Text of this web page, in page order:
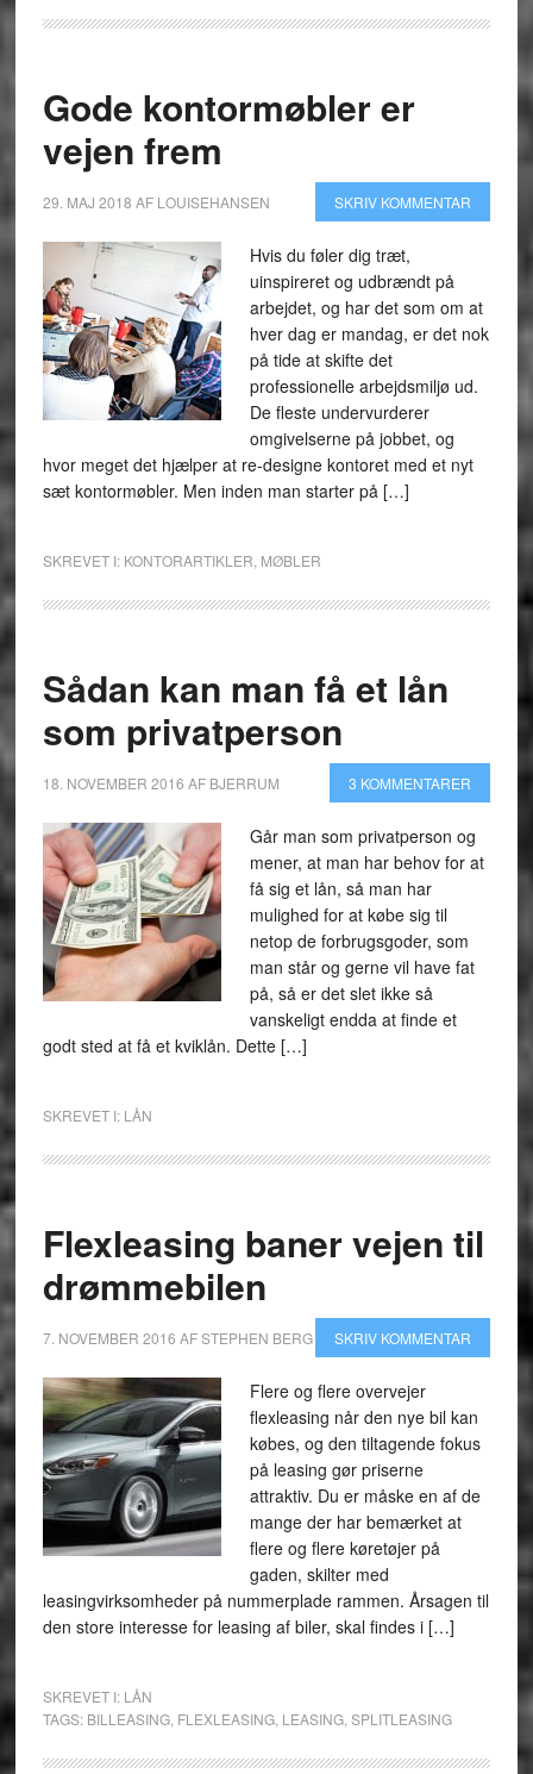
Gode kontormøbler er
vejen frem
29. MAJ 2018 AF LOUISEHANSEN SKRIV KOMMENTAR
Hvis du føler dig træt,
uinspireret og udbrændt på
arbejdet, og har det som om at
hver dag er mandag, er det nok
på tide at skifte det
professionelle arbejdsmiljø ud.
De fleste undervurderer
omgivelserne på jobbet, og
hvor meget det hjælper at re-designe kontoret med et nyt
sæt kontormøbler. Men inden man starter på […]
SKREVET I: KONTORARTIKLER MØBLER
Sådan kan man få et lån
som privatperson
18. NOVEMBER 2016 AF BJERRUM 3 KOMMENTARER
Går man som privatperson og
mener, at man har behov for at
få sig et lån, så man har
mulighed for at købe sig til
netop de forbrugsgoder, som
man står og gerne vil have fat
på, så er det slet ikke så
vanskeligt endda at finde et
godt sted at få et kviklån. Dette […]
SKREVET I: LÅN
Flexleasing baner vejen til
drømmebilen
7. NOVEMBER 2016 AFSTEPHEN BERG SKRIV KOMMENTAR
Flere og flere overvejer
flexleasing når den nye bil kan
købes, og den tiltagende fokus
på leasing gør priserne
attraktiv. Du er måske en af de
mange der har bemærket at
flere og flere køretøjer på
gaden, skilter med
leasingvirksomheder på nummerplade rammen. Årsagen til
den store interesse for leasing af biler, skal findes i […]
SKREVET I: LÅN
TAGS: BILLEASING, FLEXLEASING, LEASING, SPLITLEASING